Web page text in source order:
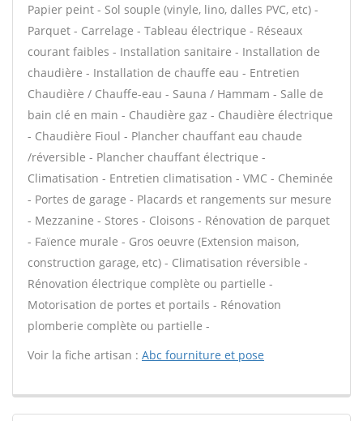
Papier peint - Sol souple (vinyle, lino, dalles PVC, etc) -
Parquet - Carrelage - Tableau électrique - Réseaux
courant faibles - Installation sanitaire - Installation de
chaudière - Installation de chauffe eau - Entretien
Chaudière / Chauffe-eau - Sauna / Hammam - Salle de
bain clé en main - Chaudière gaz - Chaudière électrique
- Chaudière Fioul - Plancher chauffant eau chaude
/réversible - Plancher chauffant électrique -
Climatisation - Entretien climatisation - VMC - Cheminée
- Portes de garage - Placards et rangements sur mesure
- Mezzanine - Stores - Cloisons - Rénovation de parquet
- Faïence murale - Gros oeuvre (Extension maison,
construction garage, etc) - Climatisation réversible -
Rénovation électrique complète ou partielle -
Motorisation de portes et portails - Rénovation
plomberie complète ou partielle -
Voir la fiche artisan : Abc fourniture et pose